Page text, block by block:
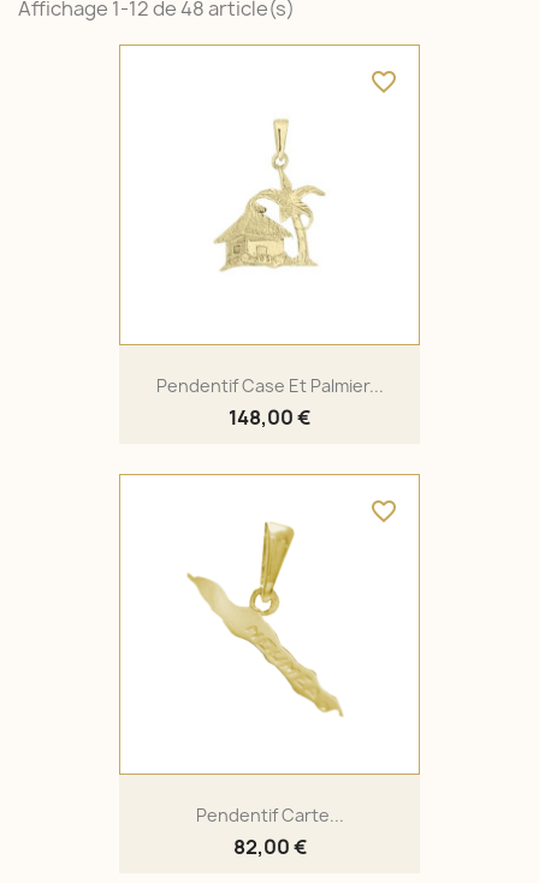
Affichage 1-12 de 48 article(s)
Pendentif Case Et Palmier...
148,00 €
favorite_border
Pendentif Carte...
82,00 €
favorite_border